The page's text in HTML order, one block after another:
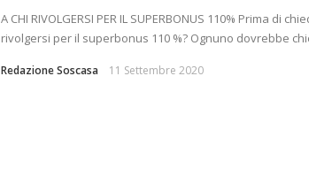
A CHI RIVOLGERSI PER IL SUPERBONUS 110% Prima di
rivolgersi per il superbonus 110 %? Ognuno dovrebbe
Redazione Soscasa 11 Settembre 2020